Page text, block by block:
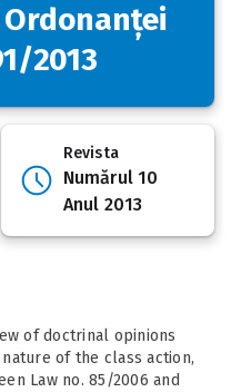
2013
Revista
Numărul 10
Anul 2013
of doctrinal opinions
of the class action,
Law no. 85/2006 and